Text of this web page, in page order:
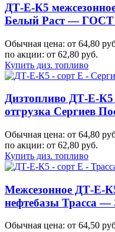
ДТ-Е-К5
Белый Раст — ГОСТ
Обычная цена: от 64,80
по акции: от 62,80 руб.
Купить диз. топливо
Дизтопливо ДТ-Е-
отгрузка Сергиев
Обычная цена: от 64,80
по акции: от 62,80 руб.
Купить диз. топливо
Межсезонное ДТ-Е-
нефтебазы Трасса —
Обычная цена: от 64,50